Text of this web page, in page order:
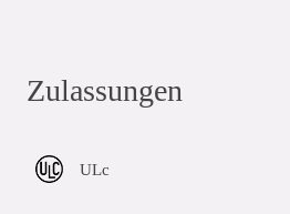
Zulassungen
ULc